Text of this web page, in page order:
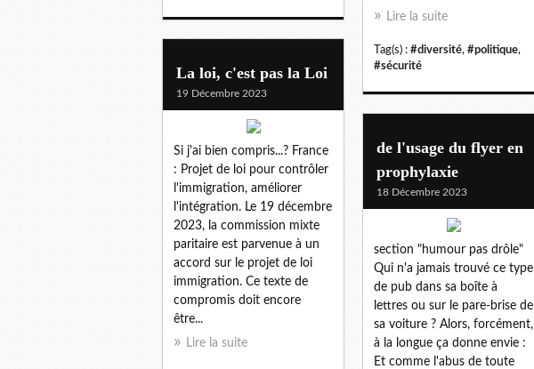
Lire la suite
Tag(s) : #diversité, #politique,
#sécurité
La loi, c'est pas la Loi
19 Décembre 2023
Si j'ai bien compris...? France
: Projet de loi pour contrôler
l'immigration, améliorer
l'intégration. Le 19 décembre
2023, la commission mixte
paritaire est parvenue à un
accord sur le projet de loi
immigration. Ce texte de
compromis doit encore
être...
Lire la suite
de l'usage du flyer en
prophylaxie
18 Décembre 2023
section "humour pas drôle"
Qui n'a jamais trouvé ce type
de pub dans sa boîte à
lettres ou sur le pare-brise de
sa voiture ? Alors, forcément,
à la longue ça donne envie :
Et comme l'abus de toute